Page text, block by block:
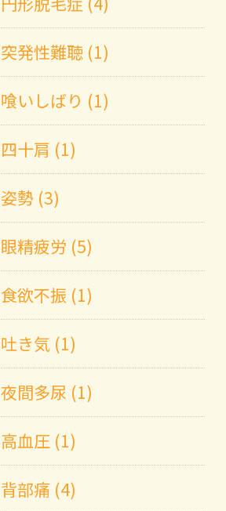
突発性難聴 (1)
喰いしばり (1)
四十肩 (1)
姿勢 (3)
眼精疲労 (5)
食欲不振 (1)
吐き気 (1)
夜間多尿 (1)
高血圧 (1)
背部痛 (4)